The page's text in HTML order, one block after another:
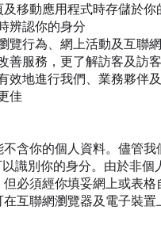
及移動應用程式時存儲於
辨認你的身分
行為、網上活動及互聯
服務，更了解訪客及訪
地進行我們、業務夥伴及
佳
含你的個人資料。儘管
識別你的身分。由於非
必須經你填妥網上或表
互聯網瀏覽器及電子裝